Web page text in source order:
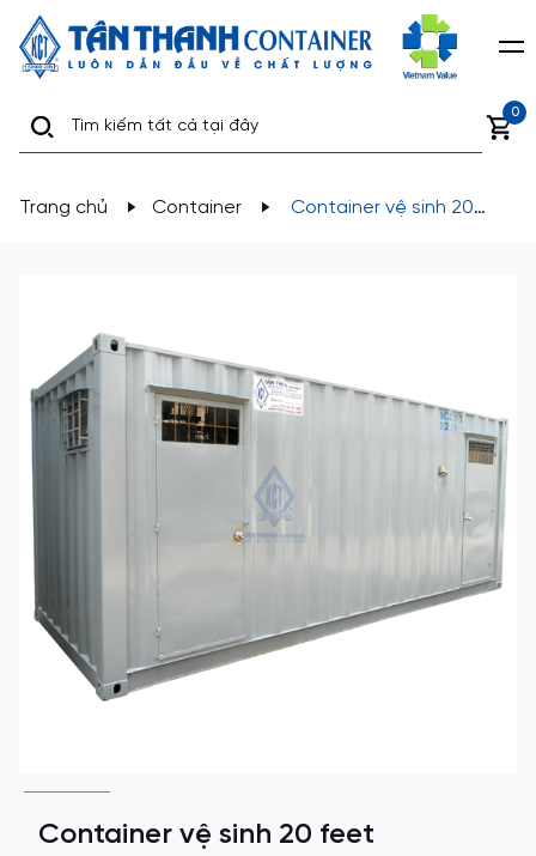
0
Trang chủ Container
Container vệ sinh 20 feet